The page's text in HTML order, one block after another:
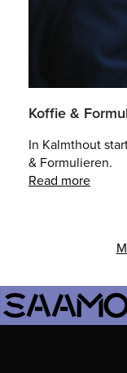
Koffie &
In Kalmthout
& Formulieren.
Read more